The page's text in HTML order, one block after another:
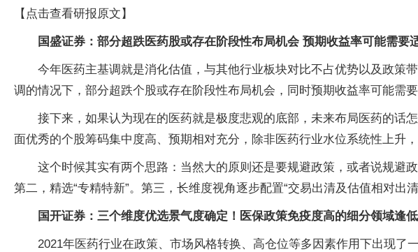
【点击查看研报原文】
国盛证券：部分超跌医药股或存在阶段性布局机会 预期收益率可能需要
今年医药主基调就是消化估值，与其他行业板块对比不占优势以及政策
调的情况下，部分超跌个股或存在阶段性布局机会，同时预期收益率可能需要
接下来，如果认为现在的医药就是极度悲观的底部，未来布局医药的话
面优秀的个股筹码集中度高、预期相对充分，除非医药行业水位系统性上升
这个时候其实有两个思路：当然大的原则还是要规避政策，或者说规避
第二，精选“专精特新”。第三，长维度视角逐步配置“交易出清及估值相对出
国开证券：三个维度优选景气度确定！医保政策免疫度高的细分领域逢
2021年医药行业在政策、市场风格转换、高仓位等多因素作用下出现了